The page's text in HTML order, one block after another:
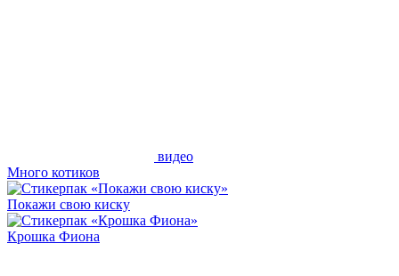
видео
Много котиков
Покажи свою киску
Крошка Фиона